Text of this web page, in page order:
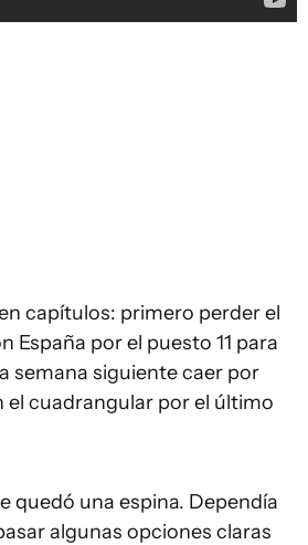
capítulos: primero perder el
España por el puesto 11 para
semana siguiente caer por
el cuadrangular por el último
quedó una espina. Dependía
algunas opciones claras